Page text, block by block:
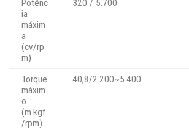
Potênc
ia
máxim
a
(cv/rp
m)
320 / 5.700
Torque
máxim
o
(m·kgf
/rpm)
40,8/2.200~5.400